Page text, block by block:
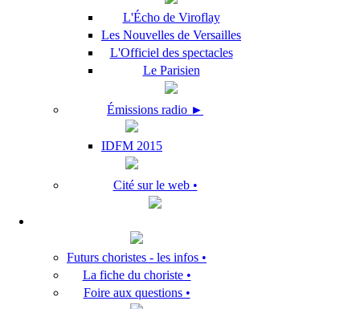
L'Écho de Viroflay
Les Nouvelles de Versailles
L'Officiel des spectacles
Le Parisien
Émissions radio ►
IDFM 2015
Cité sur le web •
Futurs choristes - les infos •
La fiche du choriste •
Foire aux questions •